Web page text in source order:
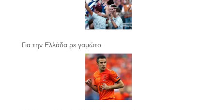
Για την Ελλάδα ρε γαμώτο